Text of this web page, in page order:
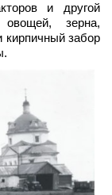
и другой
зерна,
кирпичный забор